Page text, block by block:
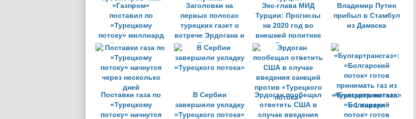
«Газпром»
поставил по
«Турецкому
потоку» миллиард
кубометров газа
Заголовки на
первых полосах
турецких газет о
встрече Эрдогана и
Путина
Экс-глава МИД
Турции: Прогнозы
на 2020 год во
внешней политике
Турции
Владимир Путин
прибыл в Стамбул
из Дамаска
Поставки газа по
«Турецкому
потоку» начнутся
В Сербии
завершили укладку
«Турецкого потока»
Эрдоган пообещал
ответить США в
случае введения
«Булгартрансгаз»:
«Болгарский
поток» готов